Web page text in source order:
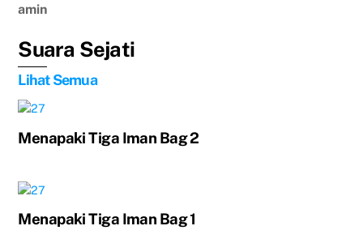
amin
Suara Sejati
Lihat Semua
Menapaki Tiga Iman Bag 2
Menapaki Tiga Iman Bag 1